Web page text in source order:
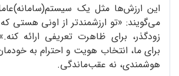
این ارزش‌ها مثل یک
می‌گویند: «تو ارزشمندتر از اونی هستی
زودگذر، برای ظاهرت تعریفی ارائه
برای ما، انتخاب هویت و احترام به
هوشمندی، نه عقب‌ماندگی.